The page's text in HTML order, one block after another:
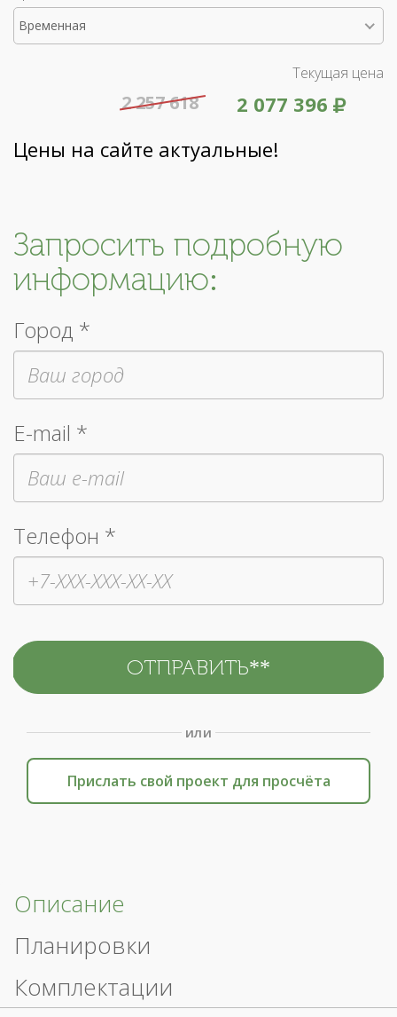
Временная
Текущая цена
2 077 396
2 257 618
Цены на сайте актуальные!
Запросить подробную
информацию:
Город *
E-mail *
Телефон *
или
Прислать свой проект для просчёта
Описание
Планировки
Комплектации